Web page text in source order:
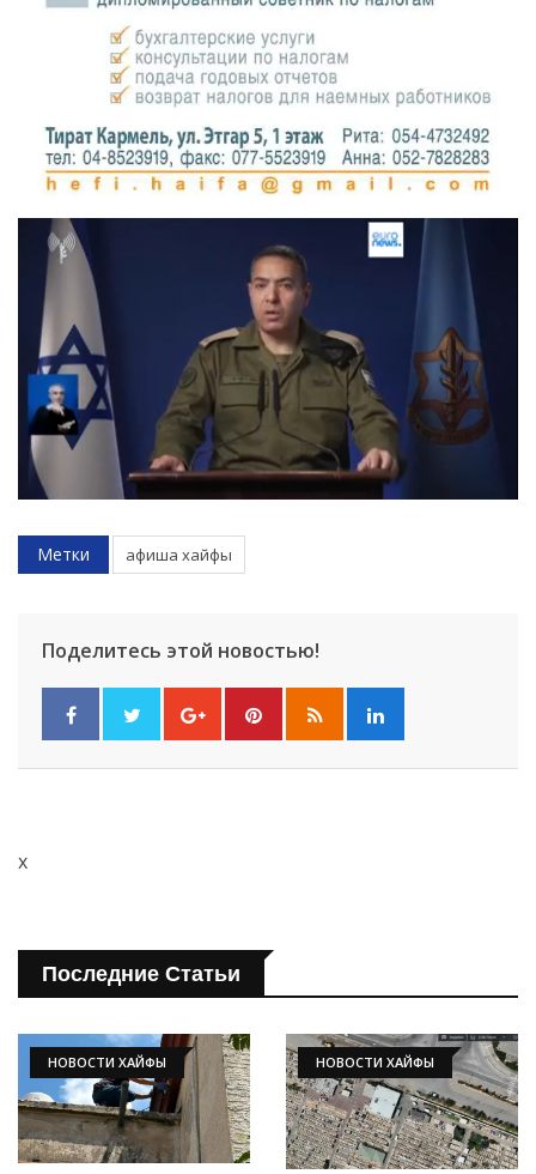
Метки афиша хайфы
Поделитесь этой новостью!
x
Последние Статьи
НОВОСТИ ХАЙФЫ НОВОСТИ ХАЙФЫ